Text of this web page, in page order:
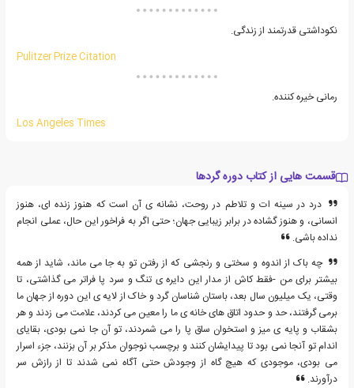
نکوداشتی قدرتمند از زندگی.
Pulitzer Prize Citation
رمانی خیره کننده.
Los Angeles Times
قسمت هایی از کتاب دوره گردها
درد در سینه ات و تلاطم در روحت، نشانه ی آن است که هنوز زنده ای، هنوز
انسانی، و هنوز گشاده در برابر زیبایی جهان؛ حتی اگر به فراخور این حال، عملی انجام
نداده باشی.
چه باک از اندوه و سختی و رنجشی که از رفتن تو به جا می ماند، شاید از همه
بیشتر برای من -فقط کاش از مدار این دایره ی تنگ و سرد پا فراتر می گذاشتی، تا
وقتی، یک میلیون سال بعد، باستان شناسان گرد و خاک از لایه ی این دوره از جهان ما
برمی گرفتند، حد و حدود اتاق های خانه ی ما را معین می کردند، علامت می زدند و هر
بشقاب و پایه ی میز و استخوان ساق پا را می شمردند، تو آن جا نمی بودی، بقایای
اندام تو آنجا نمی بود تا پیدایشان کنند و برچسب نوجوان مذکر بر آن بزنند، جزء اسرار
می بودی، موجودی که هیچ گاه از وجودش حتی آگاه نمی شدند تا از رازش سر
درآورند.